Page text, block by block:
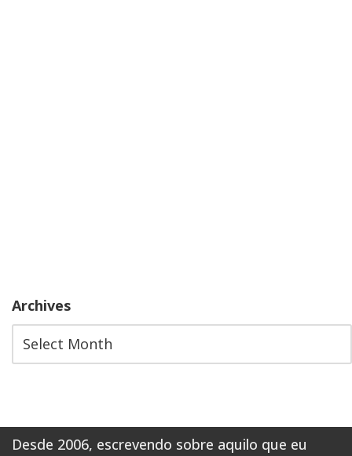
Archives
Desde 2006, escrevendo sobre aquilo que eu